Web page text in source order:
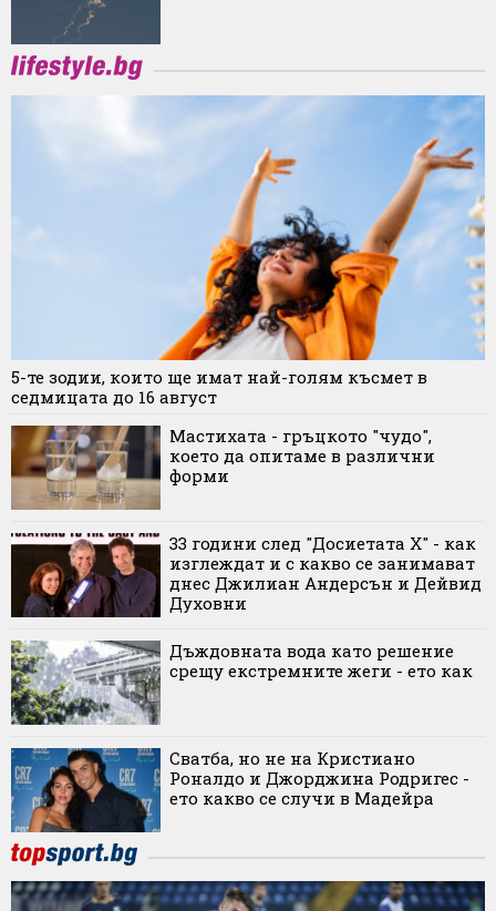
5-те зодии, които ще имат най-голям късмет в
седмицата до 16 август
Мастихата - гръцкото "чудо",
което да опитаме в различни
форми
33 години след "Досиетата X" - как
изглеждат и с какво се занимават
днес Джилиан Андерсън и Дейвид
Духовни
Дъждовната вода като решение
срещу екстремните жеги - ето как
Сватба, но не на Кристиано
Роналдо и Джорджина Родригес -
ето какво се случи в Мадейра